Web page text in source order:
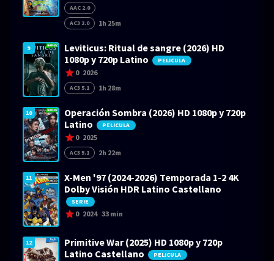
AAC 2.0
AC3 2.0
1h 25m
9
Leviticus: Ritual de sangre (2026) HD
1080p y 720p Latino
PELICULA
0 2026
AC3 5.1 1h 28m
10
Operación Sombra (2026) HD 1080p y 720p
Latino
PELICULA
0 2025
AC3 5.1 2h 22m
11
X-Men '97 (2024-2026) Temporada 1-2 4K
Dolby Visión HDR Latino Castellano
SERIE
0 2024 33 min
12
Primitive War (2025) HD 1080p y 720p
Latino Castellano
PELICULA